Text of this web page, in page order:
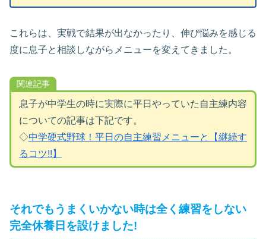
これらは、実戦で結果が出なかったり、伸び悩みを感じる
度に息子と相談しながらメニューを変えてきました。
関連記事
息子が中学生の時に実際に平日やっていた自主練内容
についての記事は下記です。
◇中学硬式野球！平日の自主練習メニューと【継続す
るコツ!!】
それでもうまくいかない時は全く練習をしない
完全休養日を設けました!